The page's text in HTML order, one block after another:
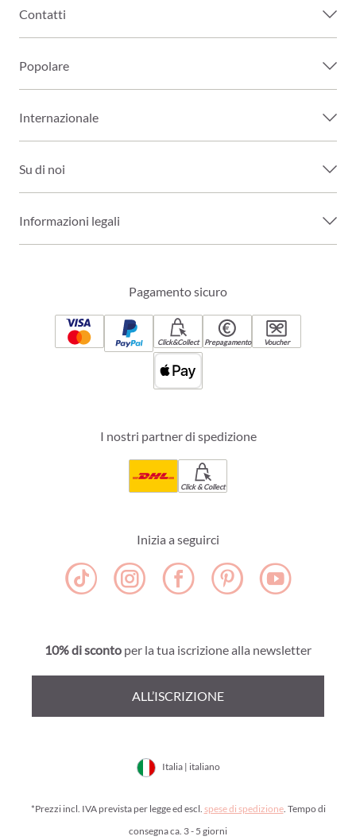
Contatti
Popolare
Internazionale
Su di noi
Informazioni legali
Pagamento sicuro
Click&Collect Prepagamento Voucher
I nostri partner di spedizione
Click & Collect
Inizia a seguirci
10% di sconto per la tua iscrizione alla newsletter
ALL’ISCRIZIONE
Italia | italiano
*Prezzi incl. IVA prevista per legge ed escl. spese di spedizione. Tempo di
consegna ca. 3 - 5 giorni